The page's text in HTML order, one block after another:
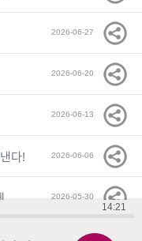
14:21
2026-06-27
2026-06-20
2026-06-13
2026-06-06
2026-05-30
2026-05-23